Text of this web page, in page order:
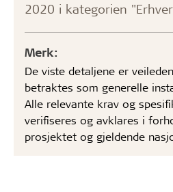
2020 i kategorien
Merk:
De viste detaljene er
betraktes som generelle
Alle relevante krav og
verifiseres og avklares i
prosjektet og gjeldende